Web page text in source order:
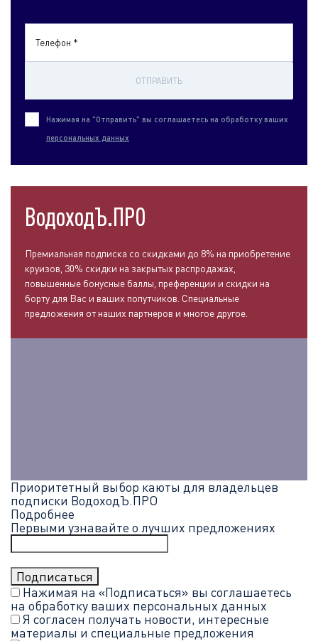
Телефон *
ОТПРАВИТЬ
Нажимая на "Отправить" вы соглашаетесь на обработку ваших
персональных данных
ВодоходЪ.ПРО
Премиальная подписка со скидками до 8% на приобретение
круизов, 30% скидки на закрытых распродажах,
повышенные бонусные баллы, преференции и скидки на
борту для Вас и ваших попутчиков. Специальные
предложения от наших партнеров и многое другое.
Приоритетный выбор каюты для владельцев
подписки ВодоходЪ.ПРО
Подробнее
Первыми узнавайте о лучших предложениях
Нажимая на «Подписаться» вы соглашаетесь
на обработку ваших персональных данных
Я согласен получать новости, интересные
материалы и специальные предложения